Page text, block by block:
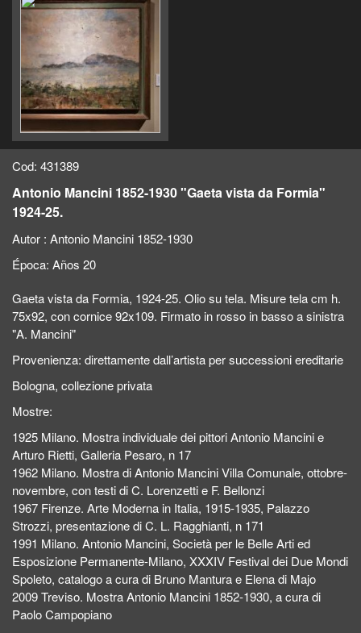
Cod: 431389
Antonio Mancini 1852-1930 "Gaeta vista da Formia"
1924-25.
Autor : Antonio Mancini 1852-1930
Época: Años 20
Gaeta vista da Formia, 1924-25. Olio su tela. Misure tela cm h.
75x92, con cornice 92x109. Firmato in rosso in basso a sinistra
"A. Mancini"
Provenienza: direttamente dall’artista per successioni ereditarie
Bologna, collezione privata
Mostre:
1925 Milano. Mostra individuale dei pittori Antonio Mancini e
Arturo Rietti, Galleria Pesaro, n 17
1962 Milano. Mostra di Antonio Mancini Villa Comunale, ottobre-
novembre, con testi di C. Lorenzetti e F. Bellonzi
1967 Firenze. Arte Moderna in Italia, 1915-1935, Palazzo
Strozzi, presentazione di C. L. Ragghianti, n 171
1991 Milano. Antonio Mancini, Società per le Belle Arti ed
Esposizione Permanente-Milano, XXXIV Festival dei Due Mondi
Spoleto, catalogo a cura di Bruno Mantura e Elena di Majo
2009 Treviso. Mostra Antonio Mancini 1852-1930, a cura di
Paolo Campopiano